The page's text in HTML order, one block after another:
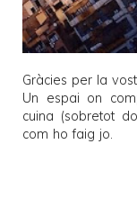
Gràcies per la
Un espai on
cuina (sobretot
com ho faig jo.